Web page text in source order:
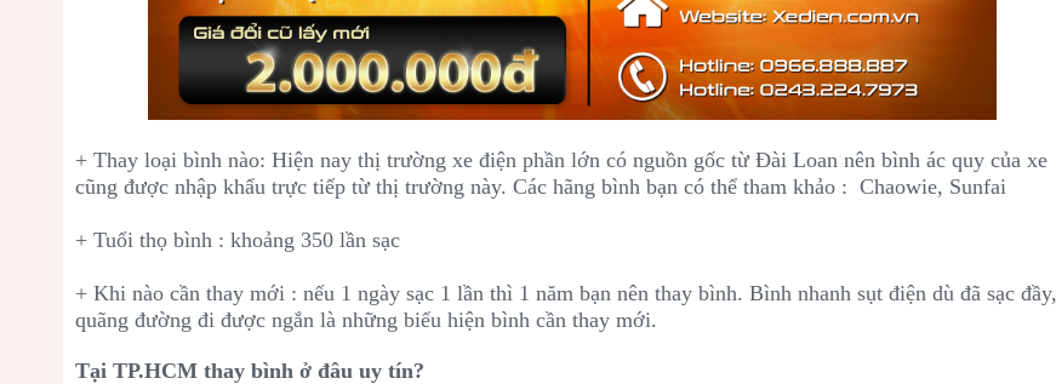
+ Thay loại bình nào: Hiện nay thị trường xe điện phần lớn có nguồn gốc từ Đài Loan nên bình ác quy của xe
cũng được nhập khẩu trực tiếp từ thị trường này. Các hãng bình bạn có thể tham khảo : Chaowie, Sunfai
+ Tuổi thọ bình : khoảng 350 lần sạc
+ Khi nào cần thay mới : nếu 1 ngày sạc 1 lần thì 1 năm bạn nên thay bình. Bình nhanh sụt điện dù đã sạc đầy,
quãng đường đi được ngắn là những biểu hiện bình cần thay mới.
Tại TP.HCM thay bình ở đâu uy tín?